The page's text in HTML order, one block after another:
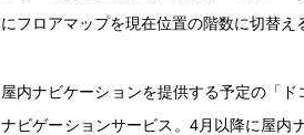
にフロアマップを現在位置の階数に切替え
屋内ナビケーションを提供する予定の「
ナビゲーションサービス。4月以降に屋内